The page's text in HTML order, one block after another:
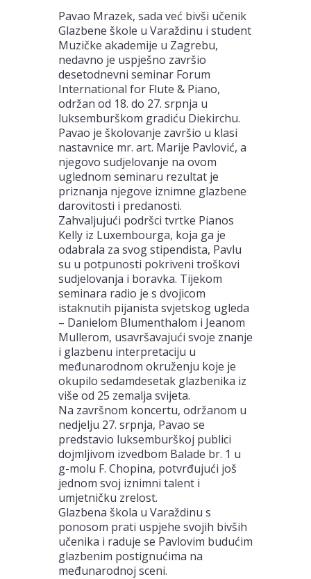
Pavao Mrazek, sada već bivši učenik
Glazbene škole u Varaždinu i student
Muzičke akademije u Zagrebu,
nedavno je uspješno završio
desetodnevni seminar Forum
International for Flute & Piano,
održan od 18. do 27. srpnja u
luksemburškom gradiću Diekirchu.
Pavao je školovanje završio u klasi
nastavnice mr. art. Marije Pavlović, a
njegovo sudjelovanje na ovom
uglednom seminaru rezultat je
priznanja njegove iznimne glazbene
darovitosti i predanosti.
Zahvaljujući podršci tvrtke Pianos
Kelly iz Luxembourga, koja ga je
odabrala za svog stipendista, Pavlu
su u potpunosti pokriveni troškovi
sudjelovanja i boravka. Tijekom
seminara radio je s dvojicom
istaknutih pijanista svjetskog ugleda
– Danielom Blumenthalom i Jeanom
Mullerom, usavršavajući svoje znanje
i glazbenu interpretaciju u
međunarodnom okruženju koje je
okupilo sedamdesetak glazbenika iz
više od 25 zemalja svijeta.
Na završnom koncertu, održanom u
nedjelju 27. srpnja, Pavao se
predstavio luksemburškoj publici
dojmljivom izvedbom Balade br. 1 u
g-molu F. Chopina, potvrđujući još
jednom svoj iznimni talent i
umjetničku zrelost.
Glazbena škola u Varaždinu s
ponosom prati uspjehe svojih bivših
učenika i raduje se Pavlovim budućim
glazbenim postignućima na
međunarodnoj sceni.